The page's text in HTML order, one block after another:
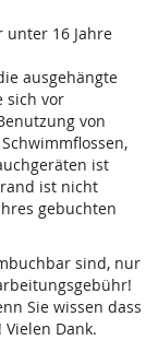
unter 16 Jahre
ausgehängte
sich vor
von
ist
ist nicht
gebuchten
sind, nur
Sie wissen dass
Dank.